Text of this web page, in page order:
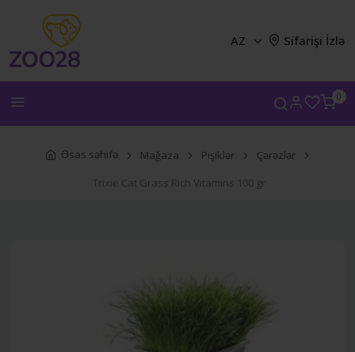
0
AZ Sifarişi İzlə
Əsas səhifə Mağaza Pişiklər
Çərəzlər
Trixie Cat Grass Rich Vitamins 100 gr